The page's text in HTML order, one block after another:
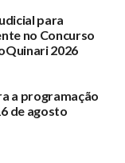
proposta
para
no Concurso
2026
a programação
de agosto